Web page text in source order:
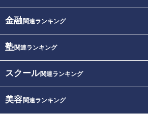
金融関連ランキング
塾関連ランキング
スクール関連ランキング
美容関連ランキング